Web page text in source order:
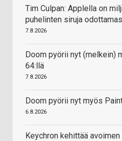
Tim Culpan: Applella on
puhelinten siruja
7.8.2026
Doom pyörii nyt (melkein)
64:llä
7.8.2026
Doom pyörii nyt myös
6.8.2026
Keychron kehittää